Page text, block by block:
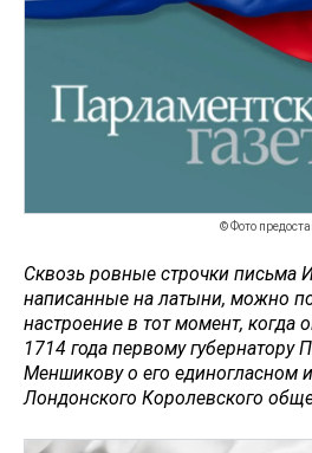
© Фото
Сквозь ровные строчки письма
написанные на латыни, можно
настроение в тот момент, когда
1714 года первому губернатору
Меншикову о его единогласном
Лондонского Королевского